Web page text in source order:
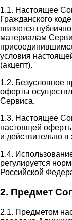
1.1. Настоящее
Гражданского
является
материалам
условия
(акцепт).
1.2. Безусловное
оферты
Сервиса.
1.3. Настоящее
настоящей
и действительно
1.4.
регулируется
Российской
2. Предмет
2.1. Предметом